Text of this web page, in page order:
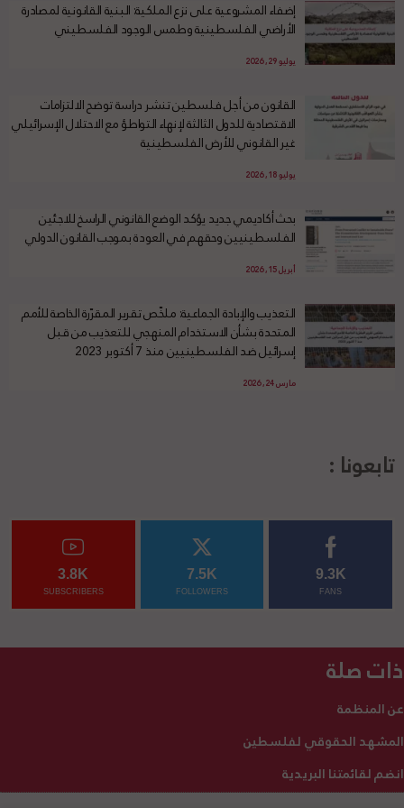
إضفاء المشروعية على نزع الملكية: البنية القانونية لمصادرة
الأراضي الفلسطينية وطمس الوجود الفلسطيني
يوليو 29, 2026
القانون من أجل فلسطين تنشر دراسة توضح الالتزامات
الاقتصادية للدول الثالثة لإنهاء التواطؤ مع الاحتلال الإسرائيلي
غير القانوني للأرض الفلسطينية
يوليو 18, 2026
بحث أكاديمي جديد يؤكد الوضع القانوني الراسخ للاجئين
الفلسطينيين وحقهم في العودة بموجب القانون الدولي
أبريل 15, 2026
التعذيب والإبادة الجماعية: ملخّص تقرير المقرّرة الخاصة للأمم
المتحدة بشأن الاستخدام المنهجي للتعذيب من قبل
إسرائيل ضد الفلسطينيين منذ 7 أكتوبر 2023
مارس 24, 2026
تابعونا :
9.3K
FANS
7.5K
FOLLOWERS
3.8K
SUBSCRIBERS
ذات صلة
عن المنظمة
المشهد الحقوقي لفلسطين
انضم لقائمتنا البريدية